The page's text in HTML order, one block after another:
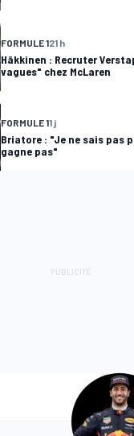
FORMULE 121 h
Häkkinen : Recruter
vagues" chez McLaren
FORMULE 11 j
Briatore : "Je ne sais pas
gagne pas"